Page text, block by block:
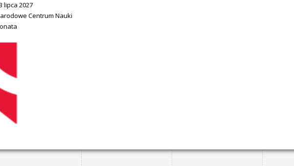
lipca 2027
Centrum Nauki